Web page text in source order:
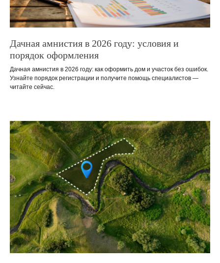
Дачная амнистия в 2026 году: условия и
порядок оформления
Дачная амнистия в 2026 году: как оформить дом и участок без ошибок.
Узнайте порядок регистрации и получите помощь специалистов —
читайте сейчас.